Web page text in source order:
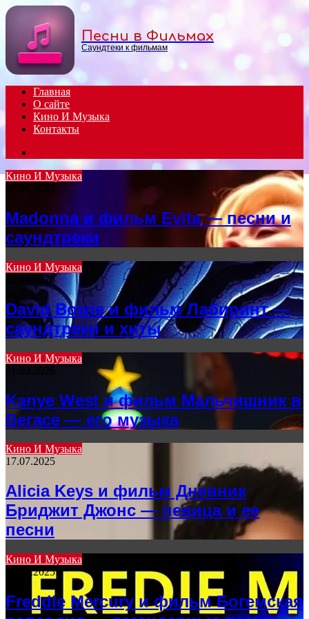
Menu
Песни в Фильмах
Саундтеки к фильмам
Главная
О сайте
Кино И Музыка
Контакты
Кино И Музыка
Madonna и фильм Evita — песни и
саундтреки
Кино И Музыка
12.04.2026
David Bowie и фильм Лабиринт —
саундтреки и хиты
Кино И Музыка
Kanye West и фильм Мальчишник в
Вегасе — его музыка
Кино И Музыка
17.07.2025
Alicia Keys и фильм Дневник
Бриджит Джонс — певица и ее
песни
Кино И Музыка
13.08.2025
Freddie Mercury и фильм Богемская